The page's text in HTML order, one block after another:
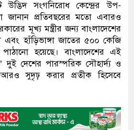
উদ্ভিদ সংগনিরোধ কেন্দ্রের উপ-
প্রতিবছরের মতো এবারও
মূখ্য মন্ত্রীর জন্য বাংলাদেশের
এবং হাঁড়িভাঙ্গা জাতের ৫০০ কেজি
হয়েছে। বাংলাদেশের এই
দুই দেশের পারস্পরিক সৌহার্দ্য ও
আরও সুদৃঢ় করার প্রতীক হিসেবে